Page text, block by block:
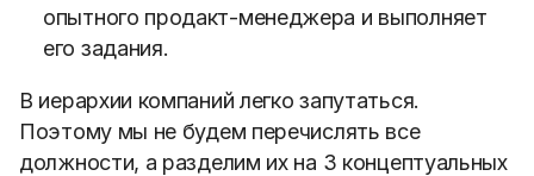
опытного продакт-менеджера и выполняет
его задания.
В иерархии компаний легко запутаться.
Поэтому мы не будем перечислять все
должности, а разделим их на 3 концептуальных